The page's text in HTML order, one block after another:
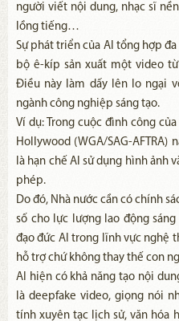
người viết nội dung, nhạc sĩ
lồng tiếng…
Sự phát triển của AI tổng hợp
bộ ê-kíp sản xuất một video
Điều này làm dấy lên lo ngại
ngành công nghiệp sáng tạo.
Ví dụ: Trong cuộc đình công
Hollywood (WGA/SAG-
là hạn chế AI sử dụng hình ảnh
phép.
Do đó, Nhà nước cần có chính
số cho lực lượng lao động
đạo đức AI trong lĩnh vực nghệ
hỗ trợ chứ không thay thế con
AI hiện có khả năng tạo nội
là deepfake video, giọng nói
tính xuyên tạc lịch sử, văn hóa